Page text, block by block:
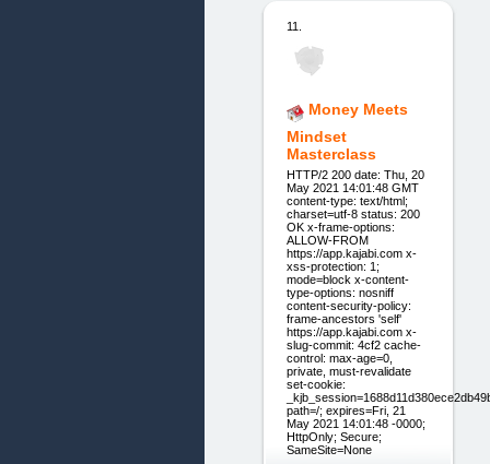
11.
Money Meets
Mindset
Masterclass
HTTP/2 200 date: Thu, 20
May 2021 14:01:48 GMT
content-type: text/html;
charset=utf-8 status: 200
OK x-frame-options:
ALLOW-FROM
https://app.kajabi.com x-
xss-protection: 1;
mode=block x-content-
type-options: nosniff
content-security-policy:
frame-ancestors 'self'
https://app.kajabi.com x-
slug-commit: 4cf2 cache-
control: max-age=0,
private, must-revalidate
set-cookie:
path=/; expires=Fri, 21
May 2021 14:01:48 -0000;
HttpOnly; Secure;
SameSite=None